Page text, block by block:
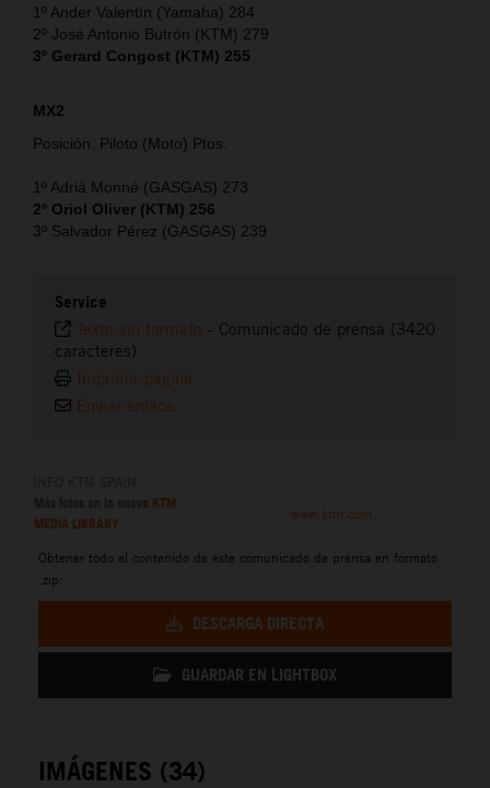
1º Ander Valentín (Yamaha) 284
2º José Antonio Butrón (KTM) 279
3º Gerard Congost (KTM) 255
MX2
Posición. Piloto (Moto) Ptos.
1º Adrià Monné (GASGAS) 273
2º Oriol Oliver (KTM) 256
3º Salvador Pérez (GASGAS) 239
Service
Texto sin formato - Comunicado de prensa (3420
caracteres)
Imprimir página
Enviar enlace
KTM
MEDIA LIBRARY
www.ktm.com
Obtener todo el contenido de este comunicado de prensa en formato
.zip:
DESCARGA DIRECTA
GUARDAR EN LIGHTBOX
IMÁGENES (34)